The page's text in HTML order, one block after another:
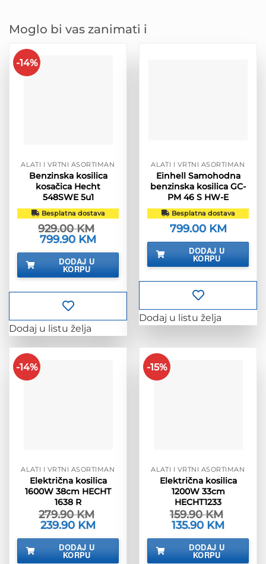
Moglo bi vas zanimati i
-14%
ALATI I VRTNI ASORTIMAN
Benzinska kosilica
kosačica Hecht
548SWE 5u1
Besplatna dostava
929.00KM
Izvorna
cijena
bila
929.00 KM.
799.90 KM
je:
DODAJ U
KORPU
Dodaj u listu želja
ALATI I VRTNI ASORTIMAN
Einhell Samohodna
benzinska kosilica GC-
PM 46 S HW-E
Besplatna dostava
799.00 KM
DODAJ U
KORPU
Dodaj u listu želja
-14%
ALATI I VRTNI ASORTIMAN
Električna kosilica
1600W 38cm HECHT
1638 R
279.90KM
Izvorna
cijena
bila
279.90 KM.
239.90 KM
je:
DODAJ U
KORPU
-15%
ALATI I VRTNI ASORTIMAN
Električna kosilica
1200W 33cm
HECHT1233
159.90KM
Izvorna
cijena
bila
159.90 KM.
135.90 KM
je:
DODAJ U
KORPU